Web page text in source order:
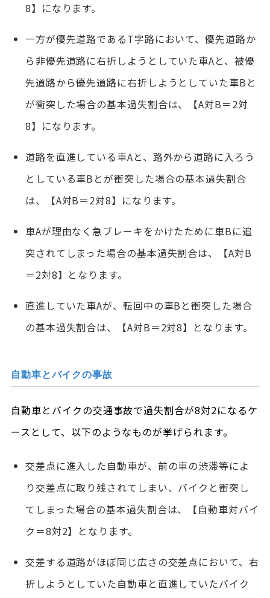
8】になります。
一方が優先道路であるT字路において、優先道路か
ら非優先道路に右折しようとしていた車Aと、被優
先道路から優先道路に右折しようとしていた車Bと
が衝突した場合の基本過失割合は、【A対B＝2対
8】になります。
道路を直進している車Aと、路外から道路に入ろう
としている車Bとが衝突した場合の基本過失割合
は、【A対B＝2対8】になります。
車Aが理由なく急ブレーキをかけたために車Bに追
突されてしまった場合の基本過失割合は、【A対B
＝2対8】となります。
直進していた車Aが、転回中の車Bと衝突した場合
の基本過失割合は、【A対B＝2対8】となります。
自動車とバイクの事故
自動車とバイクの交通事故で過失割合が8対2になるケ
ースとして、以下のようなものが挙げられます。
交差点に進入した自動車が、前の車の渋滞等によ
り交差点に取り残されてしまい、バイクと衝突し
てしまった場合の基本過失割合は、【自動車対バイ
ク＝8対2】となります。
交差する道路がほぼ同じ広さの交差点において、右
折しようとしていた自動車と直進していたバイク